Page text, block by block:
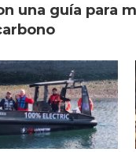
una guía para